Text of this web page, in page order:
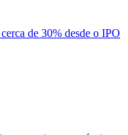
de 30% desde o IPO